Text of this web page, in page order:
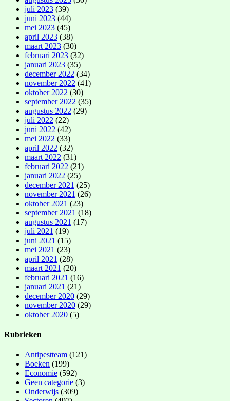
juli 2023 (39)
juni 2023 (44)
mei 2023 (45)
april 2023 (38)
maart 2023 (30)
februari 2023 (32)
januari 2023 (35)
december 2022 (34)
november 2022 (41)
oktober 2022 (30)
september 2022 (35)
augustus 2022 (29)
juli 2022 (22)
juni 2022 (42)
mei 2022 (33)
april 2022 (32)
maart 2022 (31)
februari 2022 (21)
januari 2022 (25)
december 2021 (25)
november 2021 (26)
oktober 2021 (23)
september 2021 (18)
augustus 2021 (17)
juli 2021 (19)
juni 2021 (15)
mei 2021 (23)
april 2021 (28)
maart 2021 (20)
februari 2021 (16)
januari 2021 (21)
december 2020 (29)
november 2020 (29)
oktober 2020 (5)
Rubrieken
Antipestteam (121)
Boeken (199)
Economie (592)
Geen categorie (3)
Onderwijs (309)